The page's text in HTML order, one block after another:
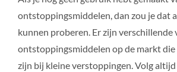
ontstoppingsmiddelen, dan zou je dat
kunnen proberen. Er zijn verschillende
ontstoppingsmiddelen op de markt
zijn bij kleine verstoppingen. Volg